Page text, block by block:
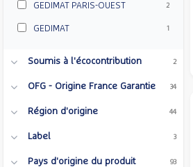
GEDIMAT PARIS-OUEST 2
GEDIMAT 1
Soumis à l'écocontribution 2
OFG - Origine France Garantie 34
Région d'origine 44
Label 3
Pays d'origine du produit 93